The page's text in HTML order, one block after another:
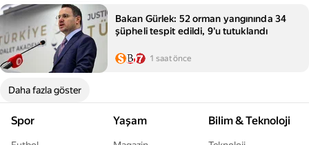
Bakan Gürlek: 52 orman yangınında 34
şüpheli tespit edildi, 9'u tutuklandı
1 saat önce
Daha fazla göster
Spor Yaşam Bilim & Teknoloji